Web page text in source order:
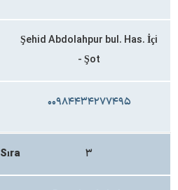
Şehid Abdolahpur bul. Has. İçi
- Şot
۰۰۹۸۴۴۳۴۲۷۷۴۹۵
Sıra ۳